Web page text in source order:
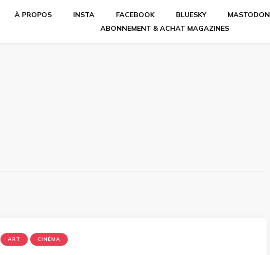
À PROPOS INSTA FACEBOOK BLUESKY MASTODON
ABONNEMENT & ACHAT MAGAZINES
ART CINÉMA